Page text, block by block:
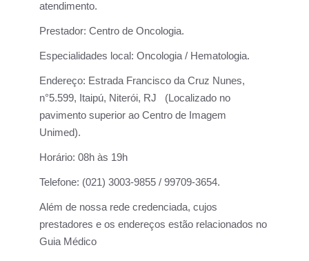
atendimento.
Prestador: Centro de Oncologia.
Especialidades local: Oncologia / Hematologia.
Endereço: Estrada Francisco da Cruz Nunes,
n°5.599, Itaipú, Niterói, RJ (Localizado no
pavimento superior ao Centro de Imagem
Unimed).
Horário: 08h às 19h
Telefone: (021) 3003-9855 / 99709-3654.
Além de nossa rede credenciada, cujos
prestadores e os endereços estão relacionados no
Guia Médico